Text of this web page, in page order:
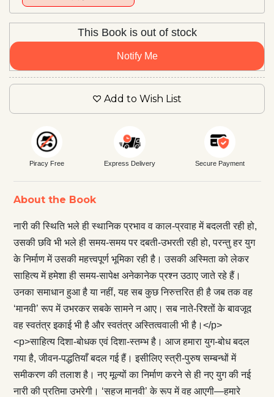
This Book is out of stock
Notify Me
Add to Wish List
Piracy Free Express Delivery Secure Payment
About the Book
नारी की स्थिति भले ही स्थानिक प्रभाव व काल-प्रवाह में बदलती रही हो,
उसकी छवि भी भले ही समय-समय पर दबती-उभरती रही हो, परन्तु हर युग
के निर्माण में उसकी महत्त्वपूर्ण भूमिका रही है। उसकी अस्मिता को लेकर
साहित्य में हमेशा ही समय-सापेक्ष अनेकानेक प्रश्न उठाए जाते रहे हैं।
उनका समाधान हुआ है या नहीं, यह सब कुछ निरुत्तरित ही है जब तक वह
‘मानवी’ रूप में उभरकर सबके सामने न आए। सब नाते-रिश्तों के बावजूद
वह स्वतंत्र इकाई भी है और स्वतंत्र अस्तित्ववाली भी है।</p>
<p>साहित्य दिशा-बोधक एवं दिशा-स्तम्भ है। आज हमारा युग-बोध बदल
गया है, जीवन-पद्धतियाँ बदल गई हैं। इसीलिए स्त्री-पुरुष सम्बन्धों में
समीकरण की तलाश है। नए मूल्यों का निर्माण करने से ही नए युग की नई
नारी की प्रतिमा उभरेगी। ‘सहज मानवी’ के रूप में वह आएगी—हमारे